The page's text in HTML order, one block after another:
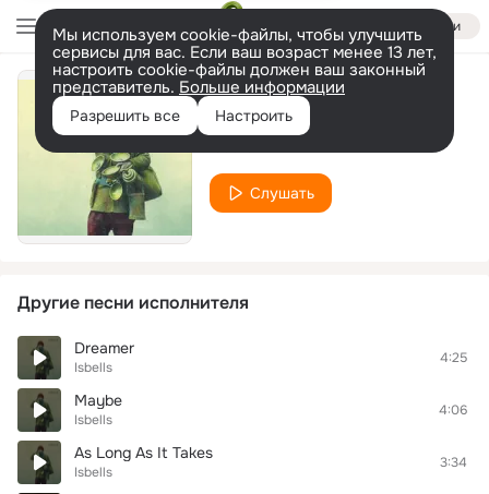
Войти
Мы используем cookie-файлы, чтобы улучшить
сервисы для вас. Если ваш возраст менее 13 лет,
настроить cookie-файлы должен ваш законный
представитель. Больше информации
Разрешить все Настроить
Reunite
Слушать
Другие песни исполнителя
Dreamer
Isbells
4:25
Maybe
Isbells
4:06
As Long As It Takes
Isbells
3:34